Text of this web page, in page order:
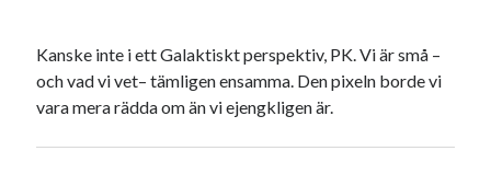
Kanske inte i ett Galaktiskt perspektiv, PK. Vi är små –
och vad vi vet– tämligen ensamma. Den pixeln borde vi
vara mera rädda om än vi ejengkligen är.